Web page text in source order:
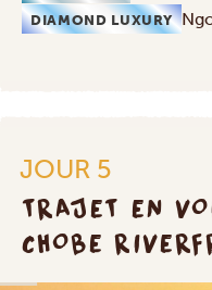
DIAMOND LUXURY
JOUR 5
TRAJET EN
CHOBE